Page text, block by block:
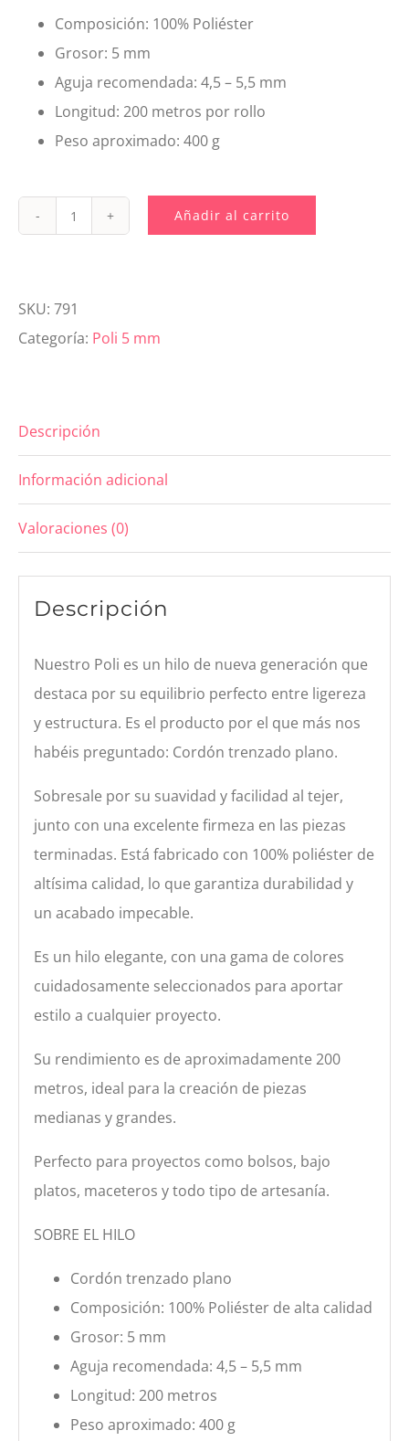
Composición: 100% Poliéster
Grosor: 5 mm
Aguja recomendada: 4,5 – 5,5 mm
Longitud: 200 metros por rollo
Peso aproximado: 400 g
791.
Salvia
cantidad
Añadir al carrito
SKU: 791
Categoría: Poli 5 mm
Descripción
Información adicional
Valoraciones (0)
Descripción
Nuestro Poli es un hilo de nueva generación que
destaca por su equilibrio perfecto entre ligereza
y estructura. Es el producto por el que más nos
habéis preguntado: Cordón trenzado plano.
Sobresale por su suavidad y facilidad al tejer,
junto con una excelente firmeza en las piezas
terminadas. Está fabricado con 100% poliéster de
altísima calidad, lo que garantiza durabilidad y
un acabado impecable.
Es un hilo elegante, con una gama de colores
cuidadosamente seleccionados para aportar
estilo a cualquier proyecto.
Su rendimiento es de aproximadamente 200
metros, ideal para la creación de piezas
medianas y grandes.
Perfecto para proyectos como bolsos, bajo
platos, maceteros y todo tipo de artesanía.
SOBRE EL HILO
Cordón trenzado plano
Composición: 100% Poliéster de alta calidad
Grosor: 5 mm
Aguja recomendada: 4,5 – 5,5 mm
Longitud: 200 metros
Peso aproximado: 400 g